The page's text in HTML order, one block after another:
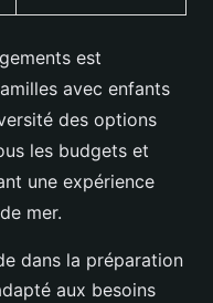
est
avec enfants
des options
les budgets et
une expérience
mer.
dans la préparation
aux besoins